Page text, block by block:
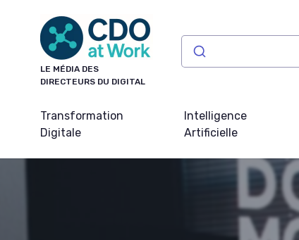
LE MÉDIA DES
DIRECTEURS DU DIGITAL
Transformation
Digitale
Intelligence
Artificielle